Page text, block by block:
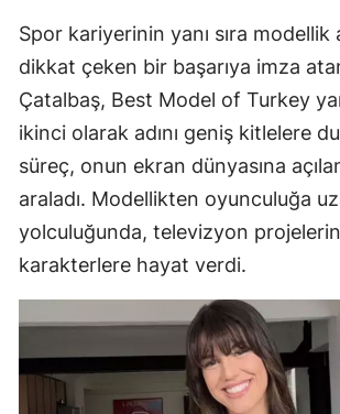
Spor kariyerinin yanı sıra modellik
dikkat çeken bir başarıya imza
Çatalbaş, Best Model of Turkey
ikinci olarak adını geniş kitlelere
süreç, onun ekran dünyasına açılan
araladı. Modellikten oyunculuğa
yolculuğunda, televizyon
karakterlere hayat verdi.